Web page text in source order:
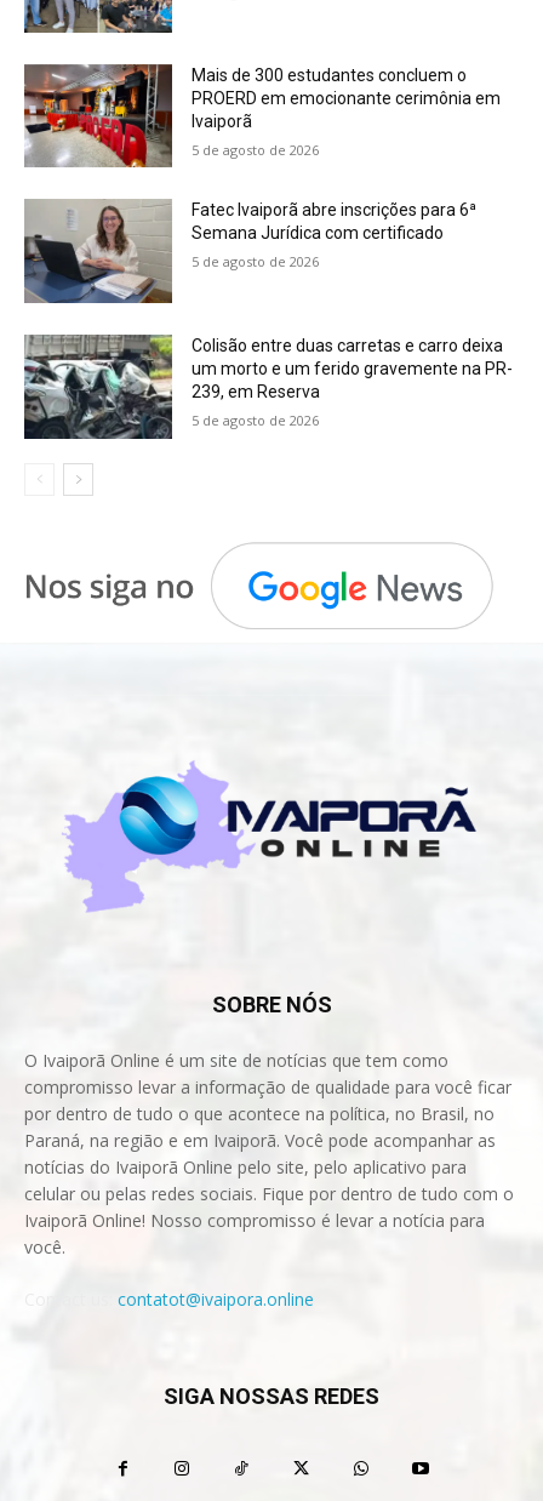
Mais de 300 estudantes concluem o
PROERD em emocionante cerimônia em
Ivaiporã
5 de agosto de 2026
Fatec Ivaiporã abre inscrições para 6ª
Semana Jurídica com certificado
5 de agosto de 2026
Colisão entre duas carretas e carro deixa
um morto e um ferido gravemente na PR-
239, em Reserva
5 de agosto de 2026
SOBRE NÓS
O Ivaiporã Online é um site de notícias que tem como
compromisso levar a informação de qualidade para você ficar
por dentro de tudo o que acontece na política, no Brasil, no
Paraná, na região e em Ivaiporã. Você pode acompanhar as
notícias do Ivaiporã Online pelo site, pelo aplicativo para
celular ou pelas redes sociais. Fique por dentro de tudo com o
Ivaiporã Online! Nosso compromisso é levar a notícia para
você.
contatot@ivaipora.online
SIGA NOSSAS REDES